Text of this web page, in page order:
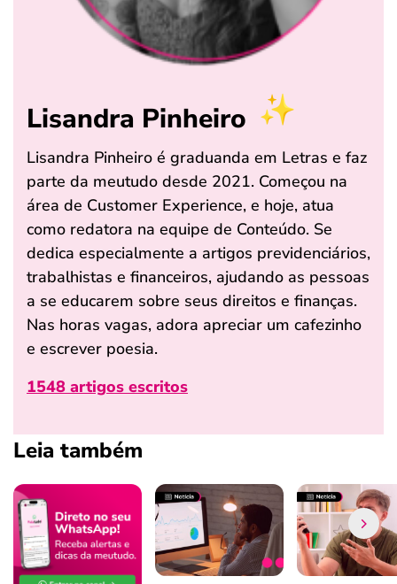
Lisandra Pinheiro
Lisandra Pinheiro é graduanda em Letras e faz
parte da meutudo desde 2021. Começou na
área de Customer Experience, e hoje, atua
como redatora na equipe de Conteúdo. Se
dedica especialmente a artigos previdenciários,
trabalhistas e financeiros, ajudando as pessoas
a se educarem sobre seus direitos e finanças.
Nas horas vagas, adora apreciar um cafezinho
e escrever poesia.
1548 artigos escritos
Leia também